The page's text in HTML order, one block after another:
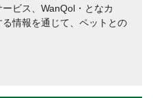
ビス、WanQol・となカ
情報を通じて、ペットとの